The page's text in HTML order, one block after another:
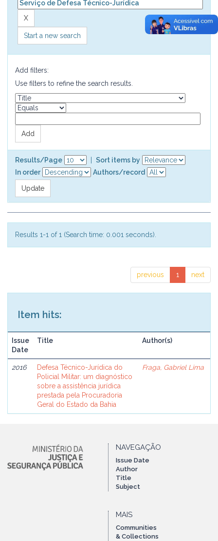
Start a new search
Add filters:
Use filters to refine the search results.
Results/Page
Sort items by
In order
Authors/record
Results 1-1 of 1 (Search time: 0.001 seconds).
previous 1 next
Item hits:
Issue
Date
Title Author(s)
2016
Defesa Técnico-Jurídica do
Policial Militar: um diagnóstico
sobre a assistência jurídica
prestada pela Procuradoria
Geral do Estado da Bahia
Fraga, Gabriel Lima
NAVEGAÇÃO
Issue Date
Author
Title
Subject
MAIS
Communities
& Collections